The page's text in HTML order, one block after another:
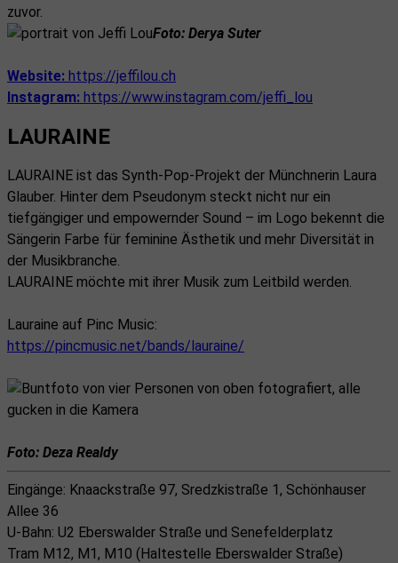
zuvor.
Foto: Derya Suter
Website: https://jeffilou.ch
Instagram: https://www.instagram.com/jeffi_lou
LAURAINE
LAURAINE ist das Synth-Pop-Projekt der Münchnerin Laura
Glauber. Hinter dem Pseudonym steckt nicht nur ein
tiefgängiger und empowernder Sound – im Logo bekennt die
Sängerin Farbe für feminine Ästhetik und mehr Diversität in
der Musikbranche.
LAURAINE möchte mit ihrer Musik zum Leitbild werden.
Lauraine auf Pinc Music:
https://pincmusic.net/bands/lauraine/
Foto: Deza Realdy
Eingänge: Knaackstraße 97, Sredzkistraße 1, Schönhauser
Allee 36
U-Bahn: U2 Eberswalder Straße und Senefelderplatz
Tram M12, M1, M10 (Haltestelle Eberswalder Straße)